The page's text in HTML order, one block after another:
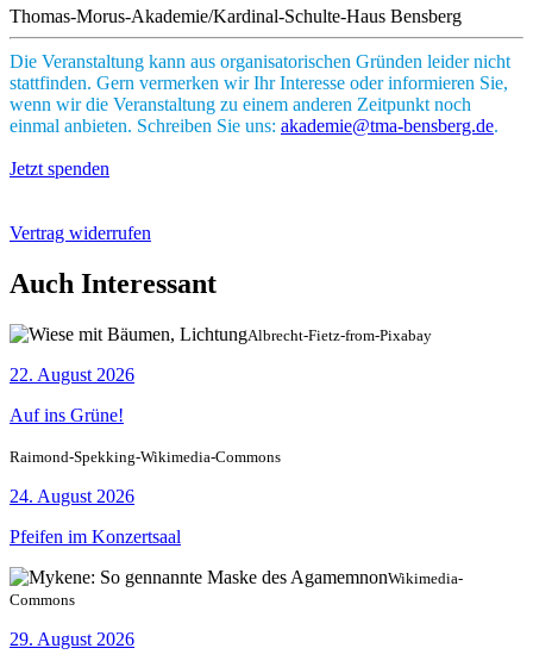
Thomas-Morus-Akademie/Kardinal-Schulte-Haus Bensberg
Die Veranstaltung kann aus organisatorischen Gründen leider nicht
stattfinden. Gern vermerken wir Ihr Interesse oder informieren Sie,
wenn wir die Veranstaltung zu einem anderen Zeitpunkt noch
einmal anbieten. Schreiben Sie uns: akademie@tma-bensberg.de.
Jetzt spenden
Vertrag widerrufen
Auch Interessant
Albrecht-Fietz-from-Pixabay
22. August 2026
Auf ins Grüne!
Raimond-Spekking-Wikimedia-Commons
24. August 2026
Pfeifen im Konzertsaal
Wikimedia-
Commons
29. August 2026